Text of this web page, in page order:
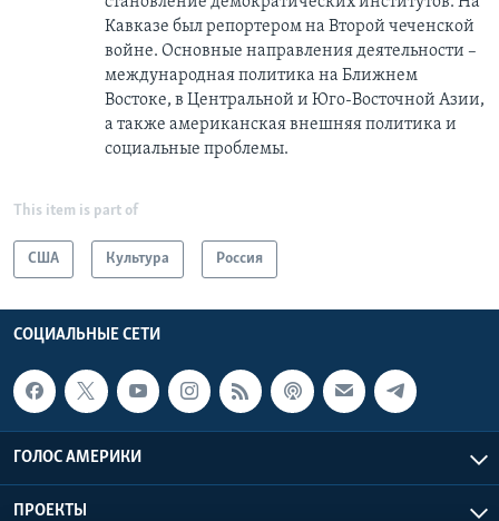
Кавказе был репортером на Второй чеченской
войне. Основные направления деятельности –
международная политика на Ближнем
Востоке, в Центральной и Юго-Восточной Азии,
a также американская внешняя политика и
социальные проблемы.
This item is part of
США Культура Россия
СОЦИАЛЬНЫЕ СЕТИ
ГОЛОС АМЕРИКИ
ПРОЕКТЫ